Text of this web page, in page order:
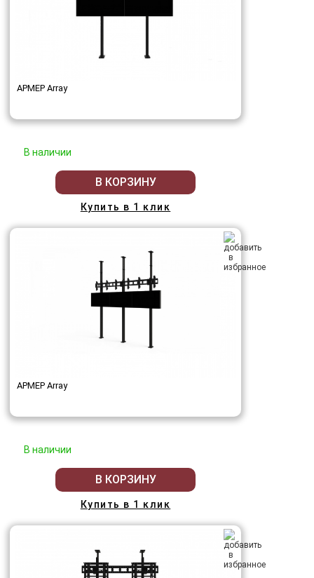
АРМЕР Array
В наличии
В КОРЗИНУ
Купить в 1 клик
АРМЕР Array
В наличии
В КОРЗИНУ
Купить в 1 клик